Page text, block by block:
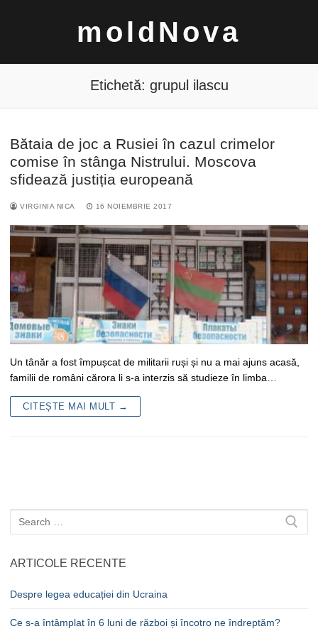
moldNova
Caută
după:
Etichetă: grupul ilascu
Bătaia de joc a Rusiei în cazul crimelor
comise în stânga Nistrului. Moscova
sfidează justiția europeană
VIRGINIA NICA 16 NOIEMBRIE 2017
Un tânăr a fost împușcat de militarii ruși și nu a mai ajuns acasă,
familii de români cărora li s-a interzis să studieze în limba…
CITEȘTE MAI MULT →
Caută
după:
ARTICOLE RECENTE
Despre legea educației din Ucraina
Ce s-a întâmplat în 6 luni de război și încotro ne îndreptăm?